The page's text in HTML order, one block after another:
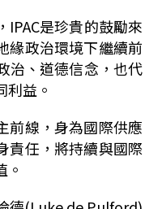
是珍貴的鼓勵來
緣政治環境下繼續前
治、道德信念，也代
益。
前線，身為國際供應
責任，將持續與國際